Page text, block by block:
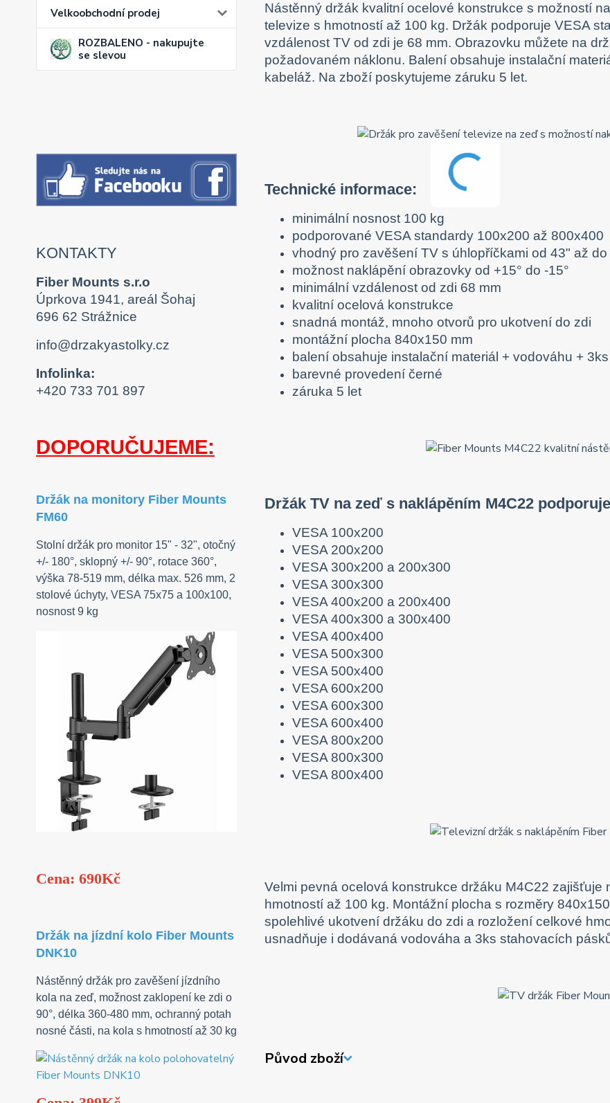
Velkoobchodní prodej
ROZBALENO - nakupujte
se slevou
KONTAKTY
Fiber Mounts s.r.o
Úprkova 1941, areál Šohaj
696 62 Strážnice
info@drzakyastolky.cz
Infolinka:
+420 733 701 897
DOPORUČUJEME:
Držák na monitory Fiber Mounts
FM60
Stolní držák pro monitor 15" - 32", otočný
+/- 180°, sklopný +/- 90°, rotace 360°,
výška 78-519 mm, délka max. 526 mm, 2
stolové úchyty, VESA 75x75 a 100x100,
nosnost 9 kg
Cena: 690Kč
Držák na jízdní kolo Fiber Mounts
DNK10
Nástěnný držák pro zavěšení jízdního
kola na zeď, možnost zaklopení ke zdi o
90°, délka 360-480 mm, ochranný potah
nosné části, na kola s hmotností až 30 kg
Nástěnný držák kvalitní ocelové konstrukce s možností
televize s hmotností až 100 kg. Držák podporuje VESA
vzdálenost TV od zdi je 68 mm. Obrazovku můžete na
požadovaném náklonu. Balení obsahuje instalační
kabeláž. Na zboží poskytujeme záruku 5 let.
Technické informace:
minimální nosnost 100 kg
podporované VESA standardy 100x200 až 800x400
vhodný pro zavěšení TV s úhlopříčkami od 43" až do
možnost naklápění obrazovky od +15° do -15°
minimální vzdálenost od zdi 68 mm
kvalitní ocelová konstrukce
snadná montáž, mnoho otvorů pro ukotvení do zdi
montážní plocha 840x150 mm
balení obsahuje instalační materiál + vodováhu +
barevné provedení černé
záruka 5 let
Držák TV na zeď s naklápěním M4C22
VESA 100x200
VESA 200x200
VESA 300x200 a 200x300
VESA 300x300
VESA 400x200 a 200x400
VESA 400x300 a 300x400
VESA 400x400
VESA 500x300
VESA 500x400
VESA 600x200
VESA 600x300
VESA 600x400
VESA 800x200
VESA 800x300
VESA 800x400
Velmi pevná ocelová konstrukce držáku M4C22
hmotností až 100 kg. Montážní plocha s rozměry
spolehlivé ukotvení držáku do zdi a rozložení celkové
usnadňuje i dodávaná vodováha a 3ks stahovacích
Původ zboží